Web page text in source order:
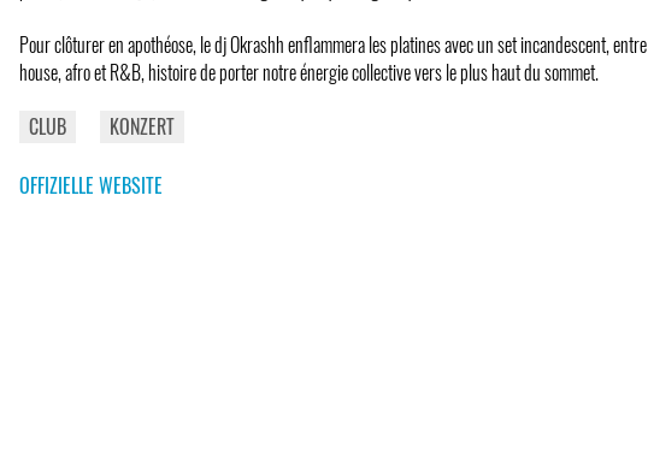
Pour clôturer en apothéose, le dj Okrashh enflammera les platines avec un set incandescent, entre
house, afro et R&B, histoire de porter notre énergie collective vers le plus haut du sommet.
CLUB
KONZERT
OFFIZIELLE WEBSITE